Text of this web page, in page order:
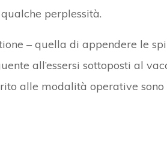
perplessità.
– quella di appendere le
all’essersi sottoposti al
alle modalità operative